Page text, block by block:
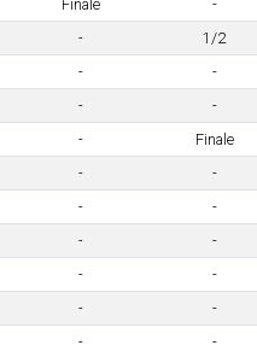
Finale -
- 1/2
- -
- -
- Finale
- -
- -
- -
- -
- -
- -